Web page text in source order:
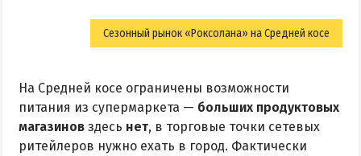
Сезонный рынок «Роксолана» на Средней косе
На Средней косе ограничены возможности
питания из супермаркета — больших продуктовых
магазинов здесь нет, в торговые точки сетевых
ритейлеров нужно ехать в город. Фактически